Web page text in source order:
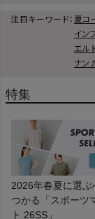
レディースカジュ
メンズスポーツウ
レディーススポーツ
スポーツシューズ
も
注目キーワード： 夏コ
イン
エル
ナン
特集
2026年春夏に選ぶ
つかる「スポーツ
ト 26SS」